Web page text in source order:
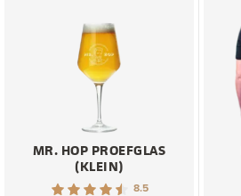
MR. HOP PROEFGLAS
(KLEIN)
8.5